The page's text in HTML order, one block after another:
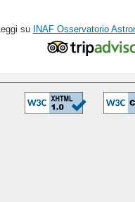
Leggi su INAF Osservatorio